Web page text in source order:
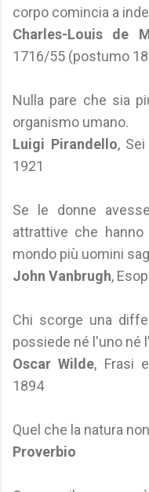
corpo comincia a
Charles-Louis de
1716/55 (postumo
Nulla pare che sia
organismo umano.
Luigi Pirandello,
1921
Se le donne
attrattive che
mondo più uomini
John Vanbrugh,
Chi scorge una
possiede né l'uno né
Oscar Wilde, Frasi
1894
Quel che la natura
Proverbio